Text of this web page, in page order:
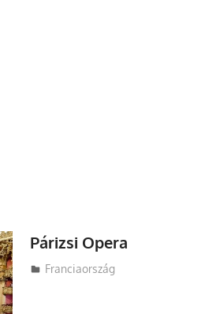
Párizsi Opera
Utazasok.org
Franciaország